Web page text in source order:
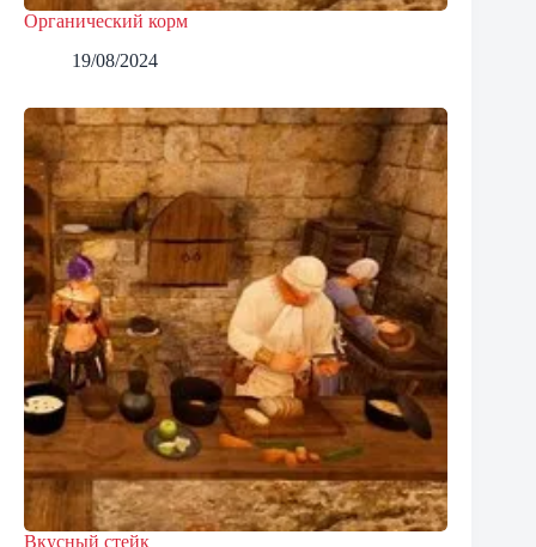
Органический корм
19/08/2024
Вкусный стейк